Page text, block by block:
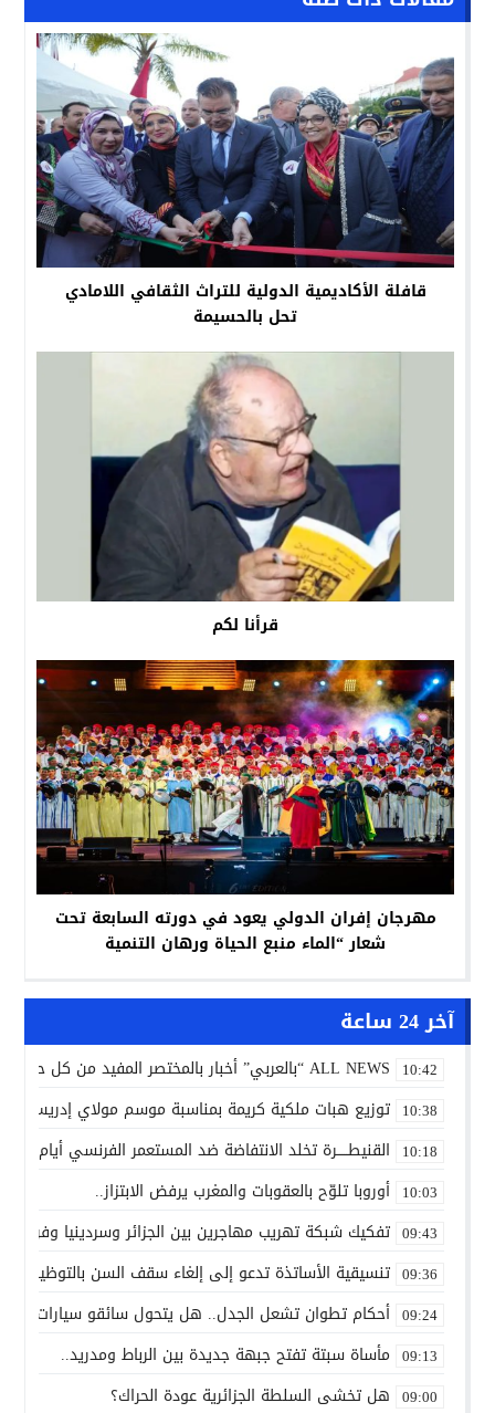
قافلة الأكاديمية الدولية للتراث الثقافي اللامادي
تحل بالحسيمة
قرأنا لكم
مهرجان إفران الدولي يعود في دورته السابعة تحت
شعار “الماء منبع الحياة ورهان التنمية
آخر 24 ساعة
10:42 ALL NEWS “بالعربي” أخبار بالمختصر المفيد من كل حدب وصوب
10:38 توزيع هبات ملكية كريمة بمناسبة موسم مولاي إدريس
10:18 القنيطـــــرة تخلد الانتفاضة ضد المستعمر الفرنسي أيام 7 و8 و9 غشت 1954.
10:03 أوروبا تلوّح بالعقوبات والمغرب يرفض الابتزاز..
09:43 تفكيك شبكة تهريب مهاجرين بين الجزائر وسردينيا وفرنسا
09:36 تنسيقية الأساتذة تدعو إلى إلغاء سقف السن بالتوظيف
09:24 أحكام تطوان تشعل الجدل.. هل يتحول سائقو سيارات
09:13 مأساة سبتة تفتح جبهة جديدة بين الرباط ومدريد..
09:00 هل تخشى السلطة الجزائرية عودة الحراك؟